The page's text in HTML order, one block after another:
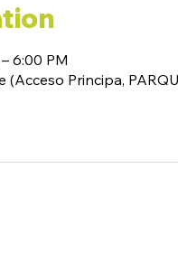
6:00 PM
(Acceso Principa,